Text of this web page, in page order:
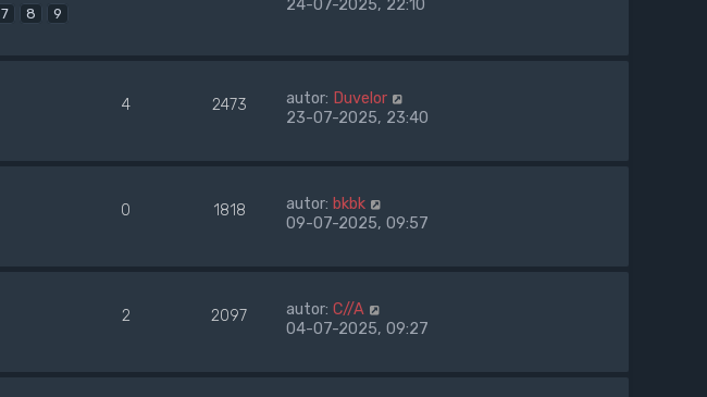
7 8 9
4 2473 autor: Duvelor
23-07-2025, 23:40
0 1818 autor: bkbk
09-07-2025, 09:57
2 2097 autor: C//A
04-07-2025, 09:27